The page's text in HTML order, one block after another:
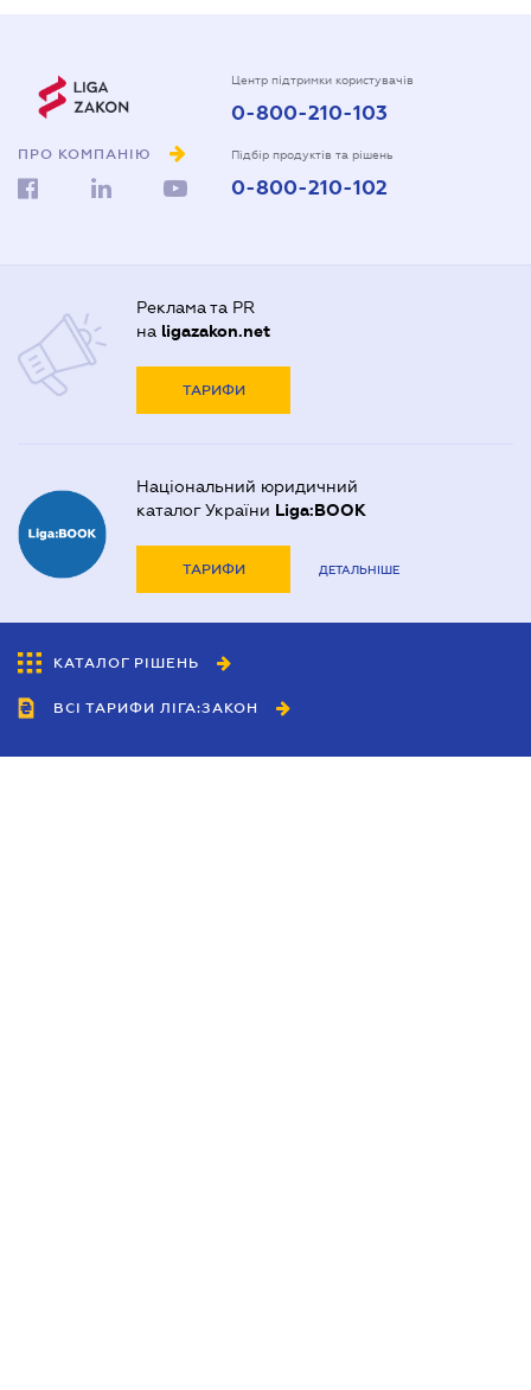
ПРО КОМПАНІЮ
Центр підтримки користувачів
0-800-210-103
Підбір продуктів та рішень
0-800-210-102
Реклама та PR
на ligazakon.net
ТАРИФИ
Національний юридичний
каталог України Liga:BOOK
ТАРИФИ ДЕТАЛЬНІШЕ
КАТАЛОГ РІШЕНЬ
ВСІ ТАРИФИ ЛІГА:ЗАКОН